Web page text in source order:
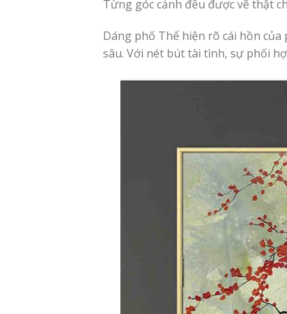
Từng góc cảnh đều được vẽ thật
Dáng phố Thể hiện rõ cái hồn
sâu. Với nét bút tài tình, sự phối